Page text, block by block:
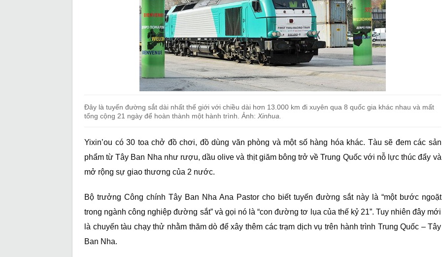
Đây là tuyến đường sắt dài nhất thế giới với chiều dài hơn 13.000 km đi xuyên qua 8 quốc gia khác nhau và mất
tổng cộng 21 ngày để hoàn thành một hành trình. Ảnh: Xinhua.
Yixin’ou có 30 toa chở đồ chơi, đồ dùng văn phòng và một số hàng hóa khác. Tàu sẽ đem các sản
phẩm từ Tây Ban Nha như rượu, dầu olive và thịt giăm bông trở về Trung Quốc với nỗ lực thúc đẩy và
mở rộng sự giao thương của 2 nước.
Bộ trưởng Công chính Tây Ban Nha Ana Pastor cho biết tuyến đường sắt này là “một bước ngoặt
trong ngành công nghiệp đường sắt” và gọi nó là “con đường tơ lụa của thế kỷ 21”. Tuy nhiên đây mới
là chuyến tàu chạy thử nhằm thăm dò để xây thêm các trạm dịch vụ trên hành trình Trung Quốc – Tây
Ban Nha.